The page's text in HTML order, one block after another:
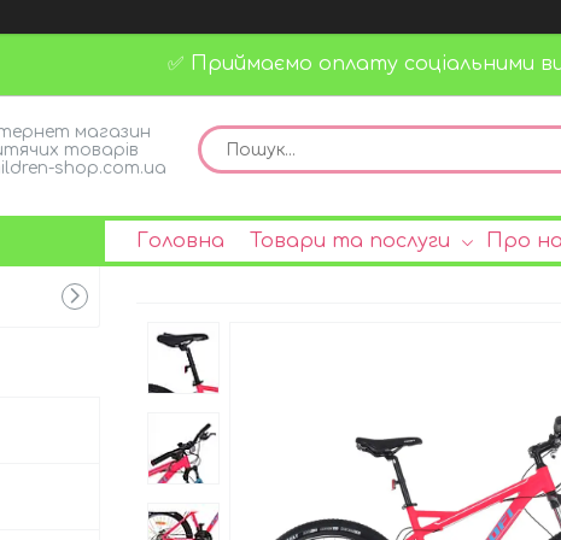
✅ Приймаємо оплату соціальними
магазин
товарів
shop.com.ua
Головна Товари та послуги Про